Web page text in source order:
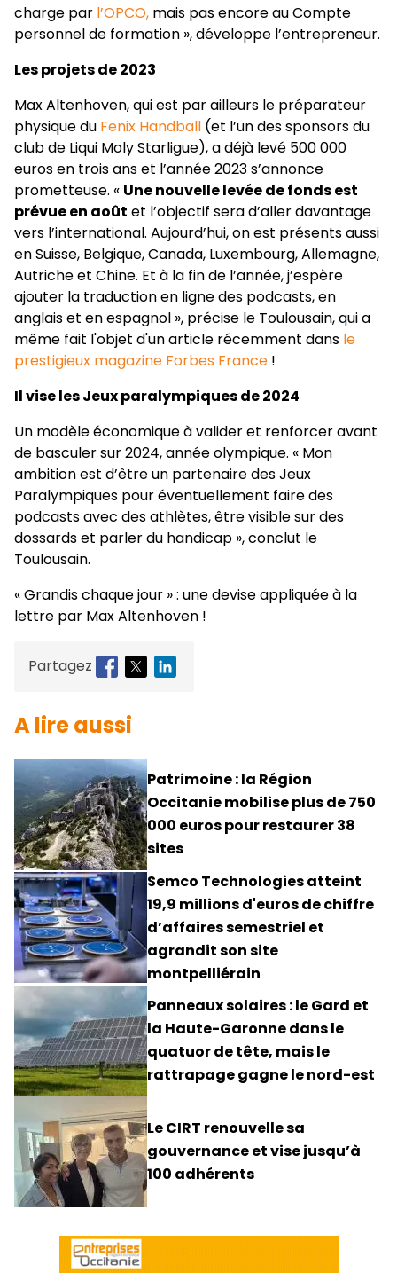
charge par l’OPCO, mais pas encore au Compte
personnel de formation », développe l’entrepreneur.
Les projets de 2023
Max Altenhoven, qui est par ailleurs le préparateur
physique du Fenix Handball (et l’un des sponsors du
club de Liqui Moly Starligue), a déjà levé 500 000
euros en trois ans et l’année 2023 s’annonce
prometteuse. « Une nouvelle levée de fonds est
prévue en août et l’objectif sera d’aller davantage
vers l’international. Aujourd’hui, on est présents aussi
en Suisse, Belgique, Canada, Luxembourg, Allemagne,
Autriche et Chine. Et à la fin de l’année, j’espère
ajouter la traduction en ligne des podcasts, en
anglais et en espagnol », précise le Toulousain, qui a
même fait l'objet d'un article récemment dans le
prestigieux magazine Forbes France !
Il vise les Jeux paralympiques de 2024
Un modèle économique à valider et renforcer avant
de basculer sur 2024, année olympique. « Mon
ambition est d’être un partenaire des Jeux
Paralympiques pour éventuellement faire des
podcasts avec des athlètes, être visible sur des
dossards et parler du handicap », conclut le
Toulousain.
« Grandis chaque jour » : une devise appliquée à la
lettre par Max Altenhoven !
Partagez
A lire aussi
Patrimoine : la Région
Occitanie mobilise plus de 750
000 euros pour restaurer 38
sites
Semco Technologies atteint
19,9 millions d'euros de chiffre
d’affaires semestriel et
agrandit son site
montpelliérain
Panneaux solaires : le Gard et
la Haute-Garonne dans le
quatuor de tête, mais le
rattrapage gagne le nord-est
Le CIRT renouvelle sa
gouvernance et vise jusqu’à
100 adhérents